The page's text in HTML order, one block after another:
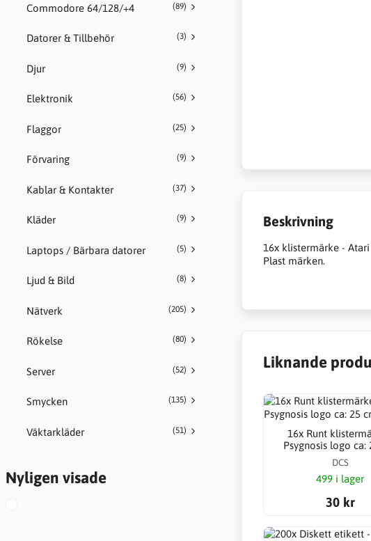
Commodore 64/128/+4 (89)
Datorer & Tillbehör (3)
Djur (9)
Elektronik (56)
Flaggor (25)
Förvaring (9)
Kablar & Kontakter (37)
Kläder (9)
Laptops / Bärbara datorer (5)
Ljud & Bild (8)
Nätverk (205)
Rökelse (80)
Server (52)
Smycken (135)
Väktarkläder (51)
Nyligen visade
Beskrivning
16x klistermärke -
Plast märken.
Liknande
16x Runt
Psygnosis logo ca:
DCS
499 i lager
30 kr